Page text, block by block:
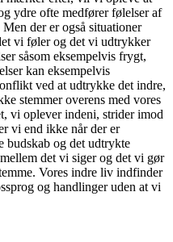
ydre ofte medfører følelser af
der er også situationer
vi føler og det vi udtrykker
såsom eksempelvis frygt,
kan eksempelvis
ved at udtrykke det indre,
stemmer overens med vores
vi oplever indeni, strider imod
vi end ikke når der er
budskab og det udtrykte
det vi siger og det vi gør
Vores indre liv indfinder
og handlinger uden at vi